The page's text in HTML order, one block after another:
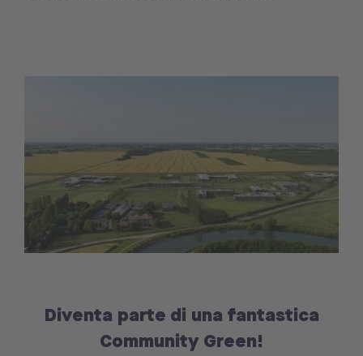
Diventa parte di una fantastica
Community Green!